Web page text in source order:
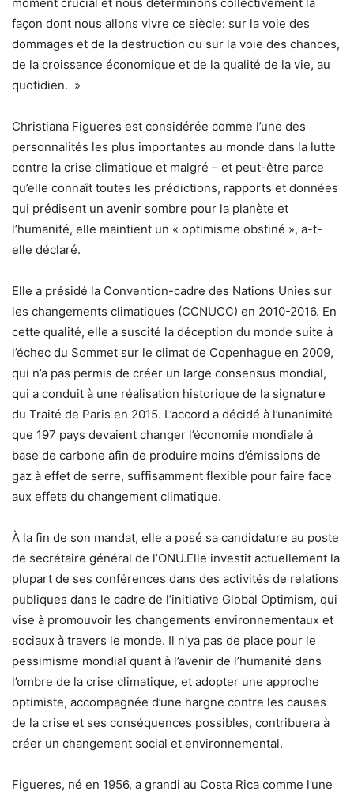
façon dont nous allons vivre ce siècle: sur la voie des
dommages et de la destruction ou sur la voie des chances,
de la croissance économique et de la qualité de la vie, au
quotidien. »
Christiana Figueres est considérée comme l’une des
personnalités les plus importantes au monde dans la lutte
contre la crise climatique et malgré – et peut-être parce
qu’elle connaît toutes les prédictions, rapports et données
qui prédisent un avenir sombre pour la planète et
l’humanité, elle maintient un « optimisme obstiné », a-t-
elle déclaré.
Elle a présidé la Convention-cadre des Nations Unies sur
les changements climatiques (CCNUCC) en 2010-2016. En
cette qualité, elle a suscité la déception du monde suite à
l’échec du Sommet sur le climat de Copenhague en 2009,
qui n’a pas permis de créer un large consensus mondial,
qui a conduit à une réalisation historique de la signature
du Traité de Paris en 2015. L’accord a décidé à l’unanimité
que 197 pays devaient changer l’économie mondiale à
base de carbone afin de produire moins d’émissions de
gaz à effet de serre, suffisamment flexible pour faire face
aux effets du changement climatique.
À la fin de son mandat, elle a posé sa candidature au poste
de secrétaire général de l’ONU.Elle investit actuellement la
plupart de ses conférences dans des activités de relations
publiques dans le cadre de l’initiative Global Optimism, qui
vise à promouvoir les changements environnementaux et
sociaux à travers le monde. Il n’ya pas de place pour le
pessimisme mondial quant à l’avenir de l’humanité dans
l’ombre de la crise climatique, et adopter une approche
optimiste, accompagnée d’une hargne contre les causes
de la crise et ses conséquences possibles, contribuera à
créer un changement social et environnemental.
Figueres, né en 1956, a grandi au Costa Rica comme l’une